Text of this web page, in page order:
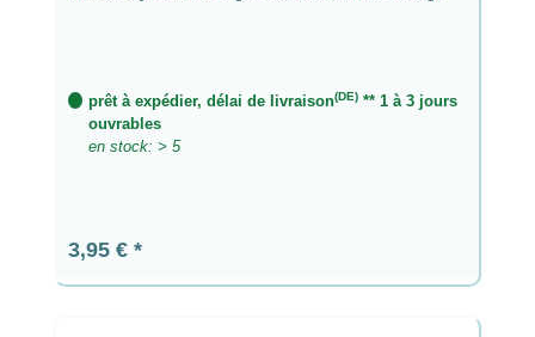
prêt à expédier, délai de livraison(DE)** 1 à 3 jours
ouvrables
en stock: > 5
Prix régulier :
3,95 €